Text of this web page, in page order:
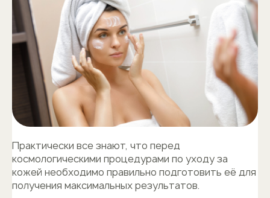
Практически все знают, что перед
космологическими процедурами по уходу за
кожей необходимо правильно подготовить её для
получения максимальных результатов.